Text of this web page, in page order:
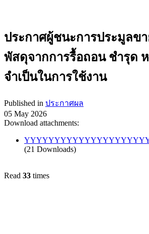
ประกาศผู้ชนะการประมูลข
พัสดุจากการรื้อถอน ชำรุด
จำเป็นในการใช้งาน
Published in ประกาศผล
05 May 2026
Download attachments:
(21 Downloads)
Read 33 times